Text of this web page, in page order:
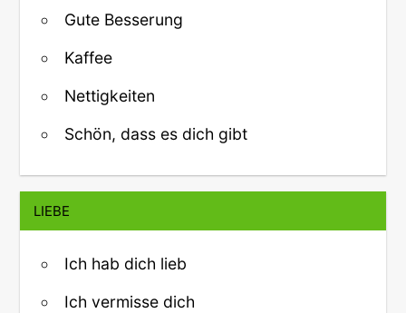
Gute Besserung
Kaffee
Nettigkeiten
Schön, dass es dich gibt
LIEBE
Ich hab dich lieb
Ich vermisse dich